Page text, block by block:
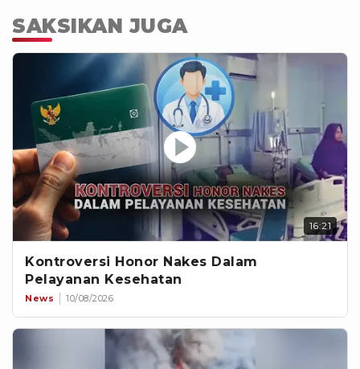
SAKSIKAN JUGA
16:21
Kontroversi Honor Nakes Dalam
Pelayanan Kesehatan
News 10/08/2026